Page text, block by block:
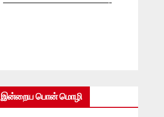
—————————————-
இன்றைய பொன் மொழி